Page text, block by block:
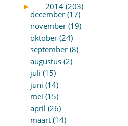
►
2014 (203)
december (17)
november (19)
oktober (24)
september (8)
augustus (2)
juli (15)
juni (14)
mei (15)
april (26)
maart (14)